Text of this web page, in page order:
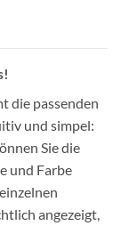
die passenden
und simpel:
Sie die
und Farbe
angezeigt,